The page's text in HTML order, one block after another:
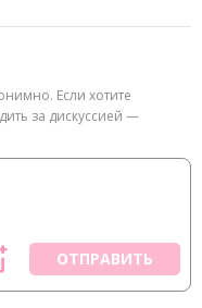
Если хотите
за дискуссией —
ОТПРАВИТЬ